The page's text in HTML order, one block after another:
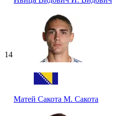
14
Матей Сакота М. Сакота